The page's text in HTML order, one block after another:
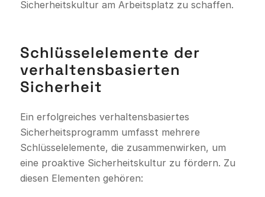
Sicherheitskultur am Arbeitsplatz zu schaffen.
Schlüsselelemente der
verhaltensbasierten
Sicherheit
Ein erfolgreiches verhaltensbasiertes
Sicherheitsprogramm umfasst mehrere
Schlüsselelemente, die zusammenwirken, um
eine proaktive Sicherheitskultur zu fördern. Zu
diesen Elementen gehören: